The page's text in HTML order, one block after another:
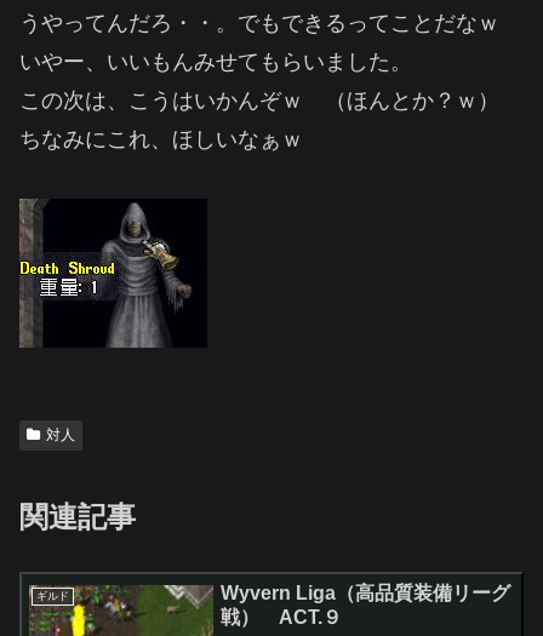
うやってんだろ・・。でもできるってことだなｗ
いやー、いいもんみせてもらいました。
この次は、こうはいかんぞｗ （ほんとか？ｗ）
ちなみにこれ、ほしいなぁｗ
対人
関連記事
ギルド
Wyvern Liga（高品質装備リーグ
戦） ACT.９